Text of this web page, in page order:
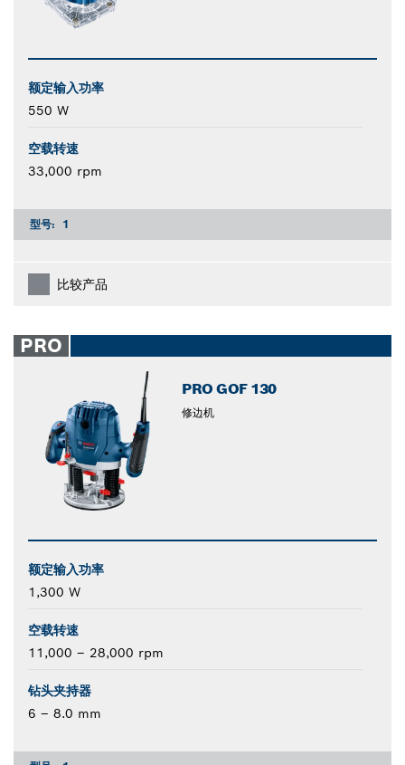
额定输入功率
550 W
空载转速
33,000 rpm
型号: 1
比较产品
PRO
PRO GOF 130
修边机
额定输入功率
1,300 W
空载转速
11,000 – 28,000 rpm
钻头夹持器
6 – 8.0 mm